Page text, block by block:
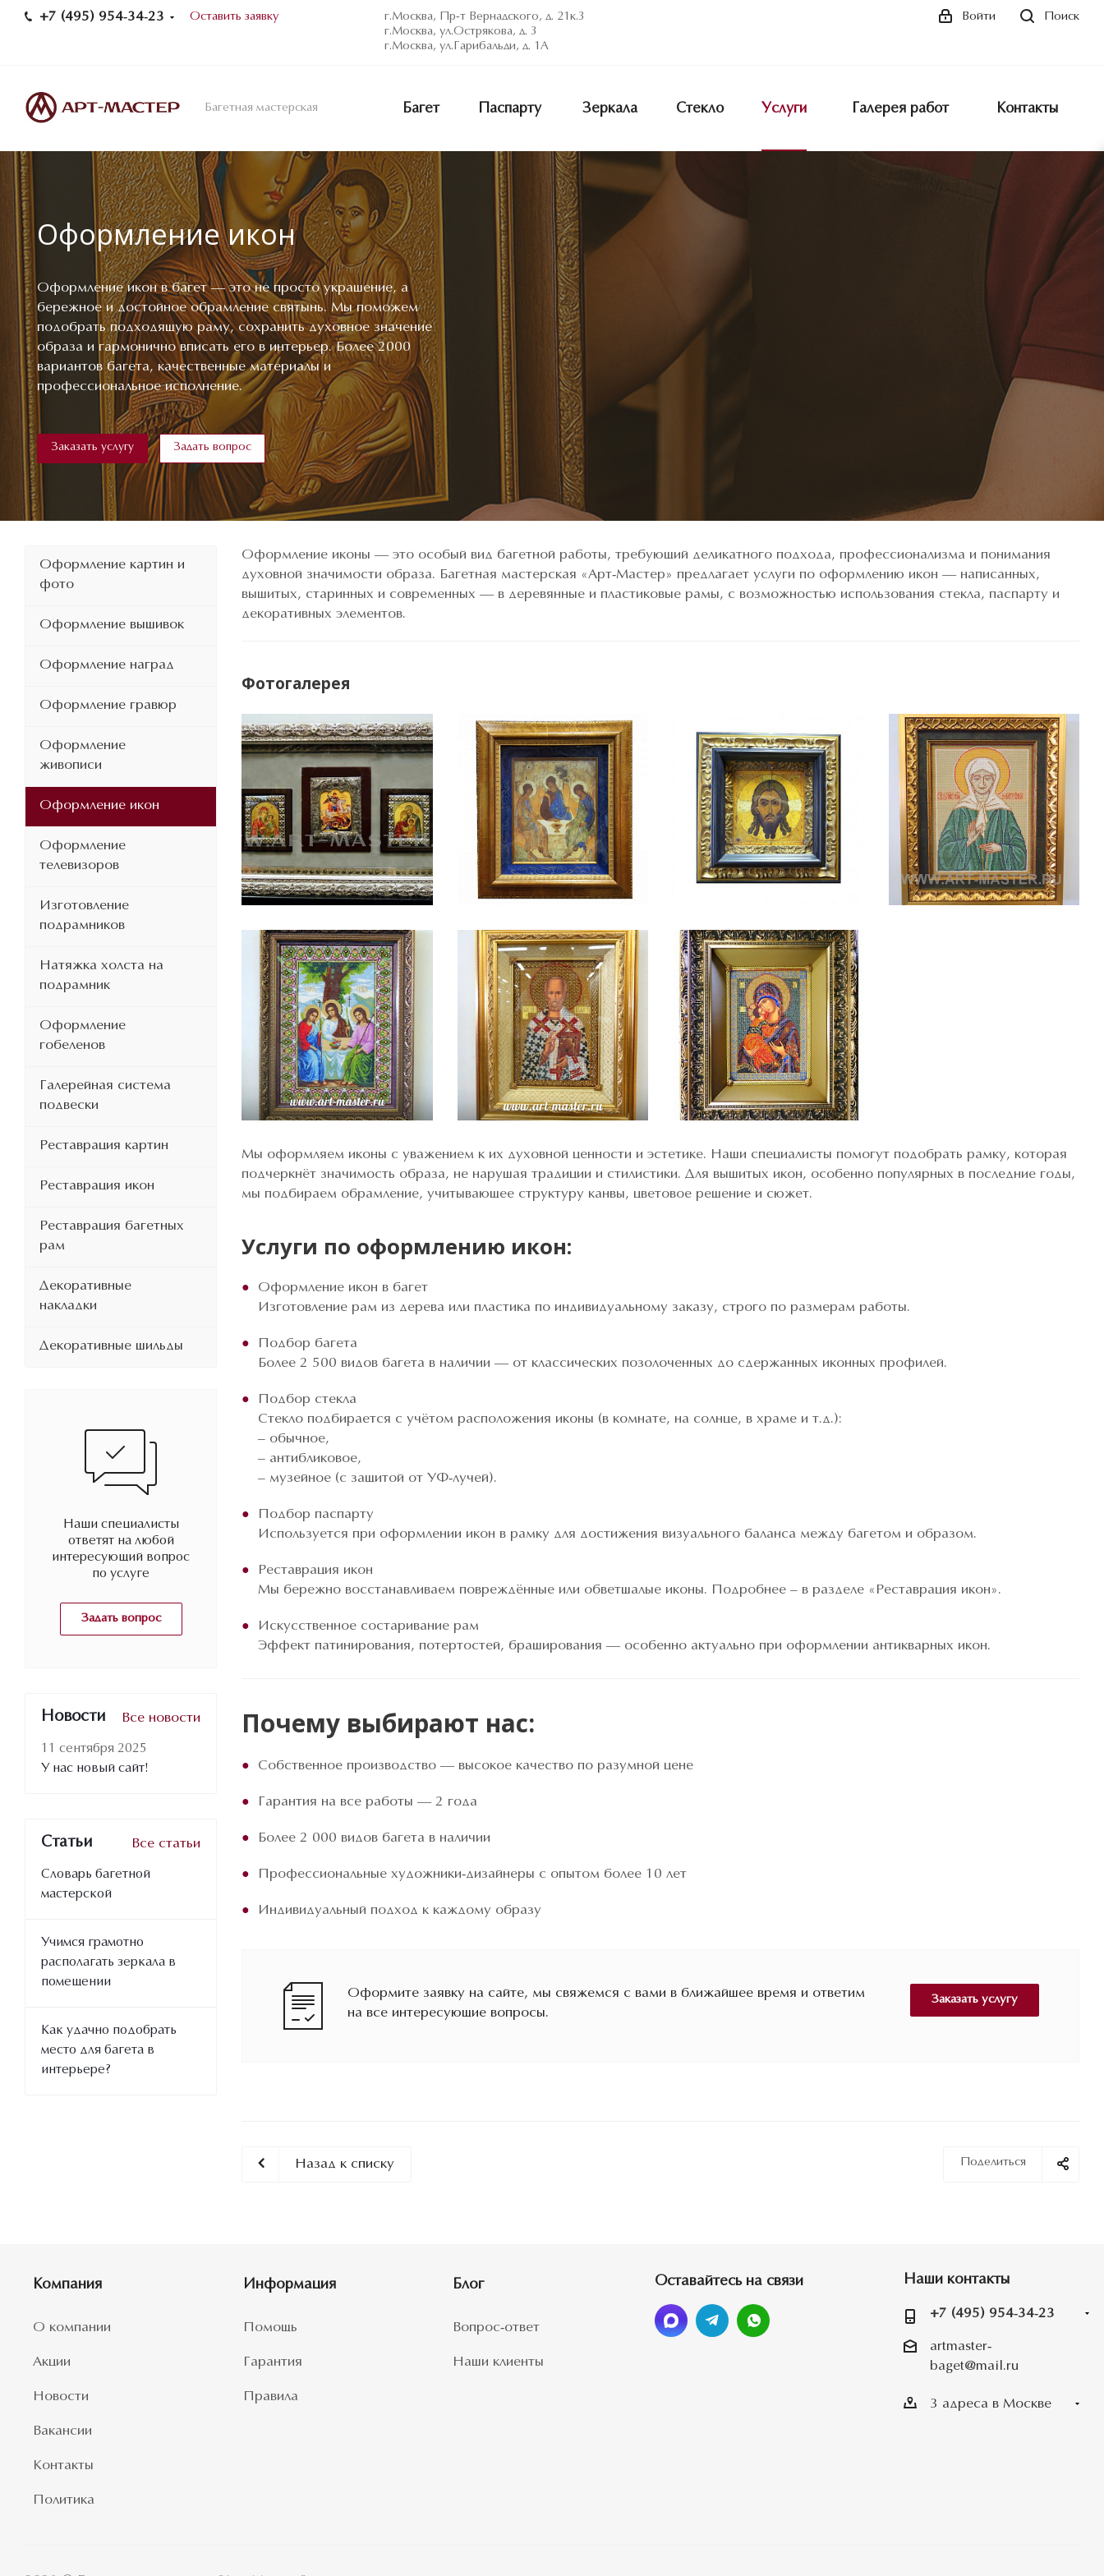
+7 (495) 954-34-23 Оставить заявку
г.Москва, Пр-т Вернадского, д. 21к.3
г.Москва, ул.Острякова, д. 3
г.Москва, ул.Гарибальди, д. 1А
Поиск
Войти
Багетная мастерская Багет Паспарту Зеркала Стекло Услуги Галерея работ Контакты
Оформление икон
Оформление икон в багет — это не просто украшение, а
бережное и достойное обрамление святынь. Мы поможем
подобрать подходящую раму, сохранить духовное значение
образа и гармонично вписать его в интерьер. Более 2000
вариантов багета, качественные материалы и
профессиональное исполнение.
Заказать услугу Задать вопрос
Оформление иконы — это особый вид багетной работы, требующий деликатного подхода, профессионализма и понимания
духовной значимости образа. Багетная мастерская «Арт-Мастер» предлагает услуги по оформлению икон — написанных,
вышитых, старинных и современных — в деревянные и пластиковые рамы, с возможностью использования стекла, паспарту и
декоративных элементов.
Фотогалерея
Мы оформляем иконы с уважением к их духовной ценности и эстетике. Наши специалисты помогут подобрать рамку, которая
подчеркнёт значимость образа, не нарушая традиции и стилистики. Для вышитых икон, особенно популярных в последние годы,
мы подбираем обрамление, учитывающее структуру канвы, цветовое решение и сюжет.
Услуги по оформлению икон:
Оформление икон в багет
Изготовление рам из дерева или пластика по индивидуальному заказу, строго по размерам работы.
Подбор багета
Более 2 500 видов багета в наличии — от классических позолоченных до сдержанных иконных профилей.
Подбор стекла
Стекло подбирается с учётом расположения иконы (в комнате, на солнце, в храме и т.д.):
– обычное,
– антибликовое,
– музейное (с защитой от УФ-лучей).
Подбор паспарту
Используется при оформлении икон в рамку для достижения визуального баланса между багетом и образом.
Реставрация икон
Мы бережно восстанавливаем повреждённые или обветшалые иконы. Подробнее – в разделе «Реставрация икон».
Искусственное состаривание рам
Эффект патинирования, потертостей, браширования — особенно актуально при оформлении антикварных икон.
Почему выбирают нас:
Собственное производство — высокое качество по разумной цене
Гарантия на все работы — 2 года
Более 2 000 видов багета в наличии
Профессиональные художники-дизайнеры с опытом более 10 лет
Индивидуальный подход к каждому образу
Оформите заявку на сайте, мы свяжемся с вами в ближайшее время и ответим
на все интересующие вопросы.
Заказать услугу
Поделиться
Назад к списку
Оформление картин и
фото
Оформление вышивок
Оформление наград
Оформление гравюр
Оформление
живописи
Оформление икон
Оформление
телевизоров
Изготовление
подрамников
Натяжка холста на
подрамник
Оформление
гобеленов
Галерейная система
подвески
Реставрация картин
Реставрация икон
Реставрация багетных
рам
Декоративные
накладки
Декоративные шильды
Наши специалисты
ответят на любой
интересующий вопрос
по услуге
Задать вопрос
Новости Все новости
11 сентября 2025
У нас новый сайт!
Статьи Все статьи
Словарь багетной
мастерской
Учимся грамотно
располагать зеркала в
помещении
Как удачно подобрать
место для багета в
интерьере?
Компания
О компании
Акции
Новости
Вакансии
Контакты
Политика
Информация
Помощь
Гарантия
Правила
Блог
Вопрос-ответ
Наши клиенты
Оставайтесь на связи Наши контакты
+7 (495) 954-34-23
artmaster-
baget@mail.ru
3 адреса в Москве